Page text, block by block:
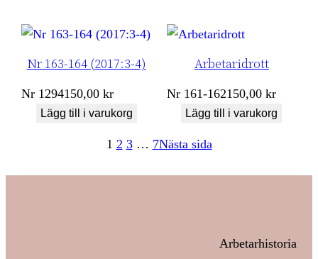
Nr 163-164 (2017:3-4)
Nr 1294150,00kr
Lägg till i varukorg
Arbetaridrott
Nr 161-162150,00kr
Lägg till i varukorg
1 2 3 … 7Nästa sida
Arbetarhistoria